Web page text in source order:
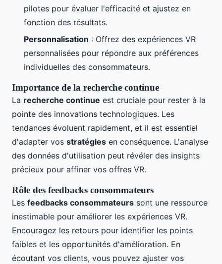
pilotes pour évaluer l'efficacité et ajustez en
fonction des résultats.
Personnalisation : Offrez des expériences VR
personnalisées pour répondre aux préférences
individuelles des consommateurs.
Importance de la recherche continue
La recherche continue est cruciale pour rester à la
pointe des innovations technologiques. Les
tendances évoluent rapidement, et il est essentiel
d'adapter vos stratégies en conséquence. L'analyse
des données d'utilisation peut révéler des insights
précieux pour affiner vos offres VR.
Rôle des feedbacks consommateurs
Les feedbacks consommateurs sont une ressource
inestimable pour améliorer les expériences VR.
Encouragez les retours pour identifier les points
faibles et les opportunités d'amélioration. En
écoutant vos clients, vous pouvez ajuster vos